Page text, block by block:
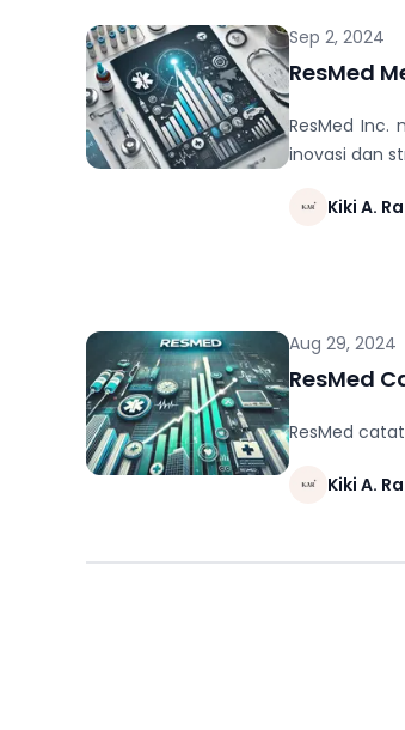
Sep 2, 2024
ResMed
ResMed Inc.
inovasi dan
Kiki A.
Aug 29, 2024
ResMed
ResMed
Kiki A.